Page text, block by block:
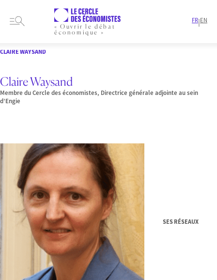
« Ouvrir le débat
économique »
FR|EN
CLAIRE WAYSAND
Claire Waysand
Membre du Cercle des économistes, Directrice générale adjointe au sein
d’Engie
SES RÉSEAUX